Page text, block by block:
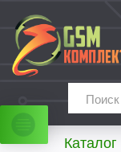
Каталог